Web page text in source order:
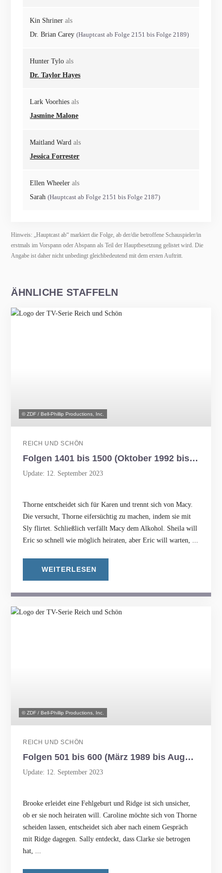
Kin Shriner als
Dr. Brian Carey (Hauptcast ab Folge 2151 bis Folge 2189)
Hunter Tylo als
Dr. Taylor Hayes
Lark Voorhies als
Jasmine Malone
Maitland Ward als
Jessica Forrester
Ellen Wheeler als
Sarah (Hauptcast ab Folge 2151 bis Folge 2187)
Hinweis: „Hauptcast ab“ markiert die Folge, ab der/die betroffene Schauspieler/in
erstmals im Vorspann oder Abspann als Teil der Hauptbesetzung gelistet wird. Die
Angabe ist daher nicht unbedingt gleichbedeutend mit dem ersten Auftritt.
ÄHNLICHE STAFFELN
© ZDF / Bell-Phillip Productions, Inc.
REICH UND SCHÖN
Folgen 1401 bis 1500 (Oktober 1992 bis März 1993)
Update: 12. September 2023
Thorne entscheidet sich für Karen und trennt sich von Macy.
Die versucht, Thorne eifersüchtig zu machen, indem sie mit
Sly flirtet. Schließlich verfällt Macy dem Alkohol. Sheila will
Eric so schnell wie möglich heiraten, aber Eric will warten, ...
WEITERLESEN
© ZDF / Bell-Phillip Productions, Inc.
REICH UND SCHÖN
Folgen 501 bis 600 (März 1989 bis August 1989)
Update: 12. September 2023
Brooke erleidet eine Fehlgeburt und Ridge ist sich unsicher,
ob er sie noch heiraten will. Caroline möchte sich von Thorne
scheiden lassen, entscheidet sich aber nach einem Gespräch
mit Ridge dagegen. Sally entdeckt, dass Clarke sie betrogen
hat, ...